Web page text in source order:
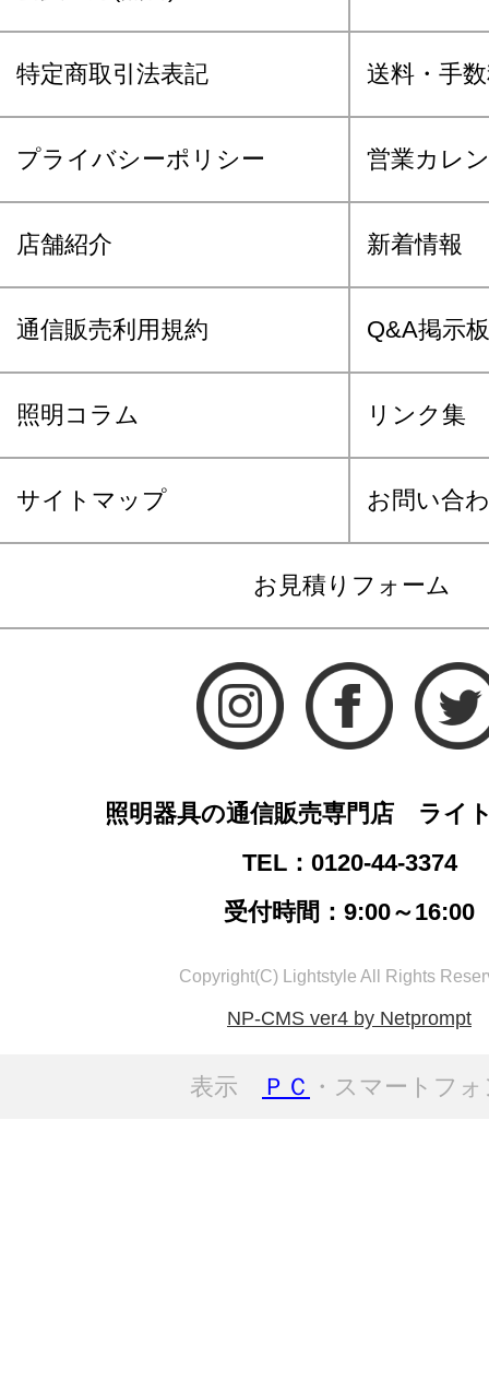
特定商取引法表記 送料・手
プライバシーポリシー 営業カレ
店舗紹介 新着情報
通信販売利用規約 Q&A掲示板
照明コラム リンク集
サイトマップ お問い合
お見積りフォーム
照明器具の通信販売専門店 ライ
TEL：0120-44-3374
受付時間：9:00～16:00
Copyright(C) Lightstyle All Rights
NP-CMS ver4 by Netprompt
表示 ＰＣ ・スマートフ